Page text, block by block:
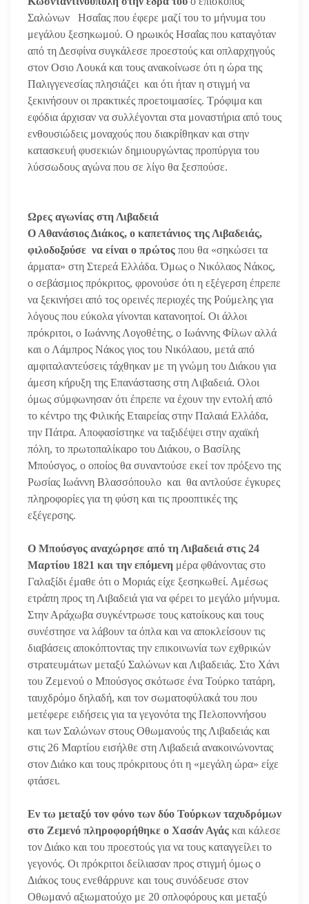
Σαλώνων Ησαΐας που έφερε μαζί του το μήνυμα του
μεγάλου ξεσηκωμού. Ο ηρωικός Ησαΐας που καταγόταν
από τη Δεσφίνα συγκάλεσε προεστούς και οπλαρχηγούς
στον Οσιο Λουκά και τους ανακοίνωσε ότι η ώρα της
Παλιγγενεσίας πλησιάζει και ότι ήταν η στιγμή να
ξεκινήσουν οι πρακτικές προετοιμασίες. Τρόφιμα και
εφόδια άρχισαν να συλλέγονται στα μοναστήρια από τους
ενθουσιώδεις μοναχούς που διακρίθηκαν και στην
κατασκευή φυσεκιών δημιουργώντας προπύργια του
λύσσωδους αγώνα που σε λίγο θα ξεσπούσε.
Ωρες αγωνίας στη Λιβαδειά
Ο Αθανάσιος Διάκος, ο καπετάνιος της Λιβαδειάς,
φιλοδοξούσε να είναι ο πρώτος που θα «σηκώσει τα
άρματα» στη Στερεά Ελλάδα. Όμως ο Νικόλαος Νάκος,
ο σεβάσμιος πρόκριτος, φρονούσε ότι η εξέγερση έπρεπε
να ξεκινήσει από τος ορεινές περιοχές της Ρούμελης για
λόγους που εύκολα γίνονται κατανοητοί. Οι άλλοι
πρόκριτοι, ο Ιωάννης Λογοθέτης, ο Ιωάννης Φίλων αλλά
και ο Λάμπρος Νάκος γιος του Νικόλαου, μετά από
αμφιταλαντεύσεις τάχθηκαν με τη γνώμη του Διάκου για
άμεση κήρυξη της Επανάστασης στη Λιβαδειά. Ολοι
όμως σύμφωνησαν ότι έπρεπε να έχουν την εντολή από
το κέντρο της Φιλικής Εταιρείας στην Παλαιά Ελλάδα,
την Πάτρα. Αποφασίστηκε να ταξιδέψει στην αχαϊκή
πόλη, το πρωτοπαλίκαρο του Διάκου, ο Βασίλης
Μπούσγος, ο οποίος θα συναντούσε εκεί τον πρόξενο της
Ρωσίας Ιωάννη Βλασσόπουλο και θα αντλούσε έγκυρες
πληροφορίες για τη φύση και τις προοπτικές της
εξέγερσης.
Ο Μπούσγος αναχώρησε από τη Λιβαδειά στις 24
Μαρτίου 1821 και την επόμενη μέρα φθάνοντας στο
Γαλαξίδι έμαθε ότι ο Μοριάς είχε ξεσηκωθεί. Αμέσως
ετράπη προς τη Λιβαδειά για να φέρει το μεγάλο μήνυμα.
Στην Αράχωβα συγκέντρωσε τους κατοίκους και τους
συνέστησε να λάβουν τα όπλα και να αποκλείσουν τις
διαβάσεις αποκόπτοντας την επικοινωνία των εχθρικών
στρατευμάτων μεταξύ Σαλώνων και Λιβαδειάς. Στο Χάνι
του Ζεμενού ο Μπούσγος σκότωσε ένα Τούρκο τατάρη,
ταυχδρόμο δηλαδή, και τον σωματοφύλακά του που
μετέφερε ειδήσεις για τα γεγονότα της Πελοποννήσου
και των Σαλώνων στους Οθωμανούς της Λιβαδειάς και
στις 26 Μαρτίου εισήλθε στη Λιβαδειά ανακοινώνοντας
στον Διάκο και τους πρόκριτους ότι η «μεγάλη ώρα» είχε
φτάσει.
Εν τω μεταξύ τον φόνο των δύο Τούρκων ταχυδρόμων
στο Ζεμενό πληροφορήθηκε ο Χασάν Αγάς και κάλεσε
τον Διάκο και του προεστούς για να τους καταγγείλει το
γεγονός. Οι πρόκριτοι δείλιασαν προς στιγμή όμως ο
Διάκος τους ενεθάρρυνε και τους συνόδευσε στον
Οθωμανό αξιωματούχο με 20 οπλοφόρους και μεταξύ